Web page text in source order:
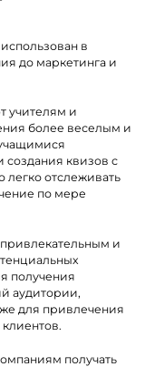
в
до маркетинга и
учителям и
более веселым и
создания квизов с
отслеживать
по мере
и
получения
аудитории,
для привлечения
получать